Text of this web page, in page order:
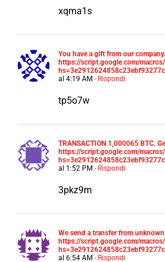
xqma1s
You have a gift from our
https://script.google.com/
al 4:19 AM - Rispondi
tp5o7w
TRАNSАСТIОN 1,000065 BТС.
https://script.google.com/
al 1:52 PM - Rispondi
3pkz9m
We send a transfer from
https://script.google.com/
al 6:54 AM - Rispondi